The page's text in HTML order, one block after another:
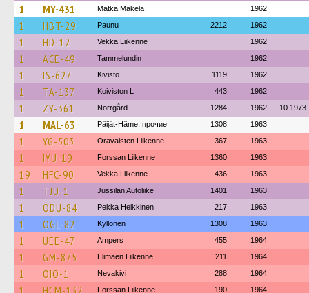
1 MY-431 Matka Mäkelä 1962
1 HBT-29 Paunu 2212 1962
1 HD-12 Vekka Liikenne 1962
1 ACE-49 Tammelundin 1962
1 IS-627 Kivistö 1119 1962
1 TA-137 Koiviston L 443 1962
1 ZY-361 Norrgård 1284 1962 10.1973
1 MAL-63 Päijät-Häme, прочие 1308 1963
1 YG-503 Oravaisten Liikenne 367 1963
1 IYU-19 Forssan Liikenne 1360 1963
19 HFC-90 Vekka Liikenne 436 1963
1 TJU-1 Jussilan Autoliike 1401 1963
1 ODU-84 Pekka Heikkinen 217 1963
1 OGL-82 Kyllonen 1308 1963
1 UEE-47 Ampers 455 1964
1 GM-875 Elimäen Liikenne 211 1964
1 OIO-1 Nevakivi 288 1964
1 HCM-132 Forssan Liikenne 190 1964